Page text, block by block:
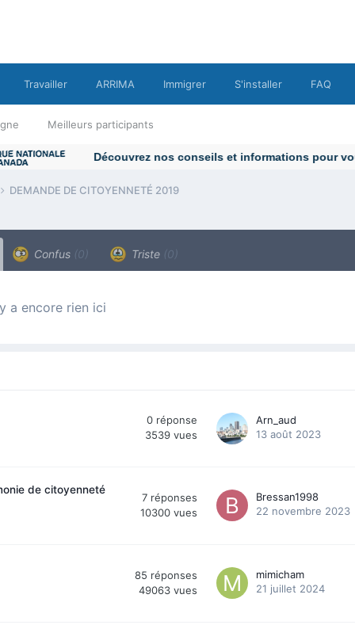
Meilleurs participants
Travailler ARRIMA Immigrer S'installer FAQ
DEMANDE DE CITOYENNETÉ 2019
Confus (0) Triste (0)
a encore rien ici
0 réponse
3539 vues
Arn_aud
13 août 2023
de citoyenneté
7 réponses
10300 vues
Bressan1998
22 novembre 2023
85 réponses
49063 vues
mimicham
21 juillet 2024